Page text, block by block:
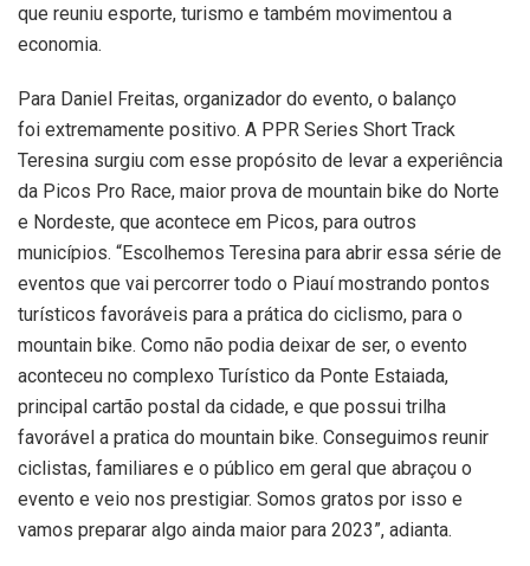
que reuniu esporte, turismo e também movimentou a
economia.
Para Daniel Freitas, organizador do evento, o balanço
foi extremamente positivo. A PPR Series Short Track
Teresina surgiu com esse propósito de levar a experiência
da Picos Pro Race, maior prova de mountain bike do Norte
e Nordeste, que acontece em Picos, para outros
municípios. “Escolhemos Teresina para abrir essa série de
eventos que vai percorrer todo o Piauí mostrando pontos
turísticos favoráveis para a prática do ciclismo, para o
mountain bike. Como não podia deixar de ser, o evento
aconteceu no complexo Turístico da Ponte Estaiada,
principal cartão postal da cidade, e que possui trilha
favorável a pratica do mountain bike. Conseguimos reunir
ciclistas, familiares e o público em geral que abraçou o
evento e veio nos prestigiar. Somos gratos por isso e
vamos preparar algo ainda maior para 2023”, adianta.